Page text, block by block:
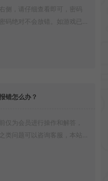
侧，请仔细查看即可，密码
码绝对不会放错。如游戏已
错怎么办？
仅为会员进行操作和解答，
类问题可以咨询客服，本站